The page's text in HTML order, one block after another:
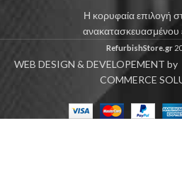
Η κορυφαία επιλογή
ανακατασκευασμένου
RefurbishStore.gr
WEB DESIGN & DEVELOPEMENT by
COMMERCE